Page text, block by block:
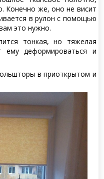
Конечно же, оно не висит
в рулон с помощью
это нужно.
тонкая, но тяжелая
ему деформироваться и
в приоткрытом и